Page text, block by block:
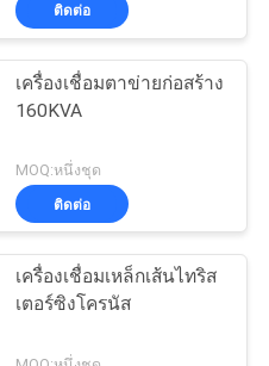
ติดต่อ
เครื่องเชื่อมตาข่ายก่อสร้าง
160KVA
MOQ:หนึ่งชุด
ติดต่อ
เครื่องเชื่อมเหล็กเส้นไทริส
เตอร์ซิงโครนัส